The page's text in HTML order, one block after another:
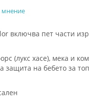
мнение
включва пет части
(лукс хасе), мека и
защита на бебето за